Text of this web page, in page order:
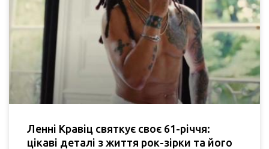
Ленні Кравіц святкує своє 61-річчя:
цікаві деталі з життя рок-зірки та його